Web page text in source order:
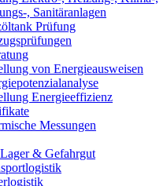
, Sanitäranlagen
Prüfung
von Energieausweisen
Energieeffizienz
Messungen
& Gefahrgut